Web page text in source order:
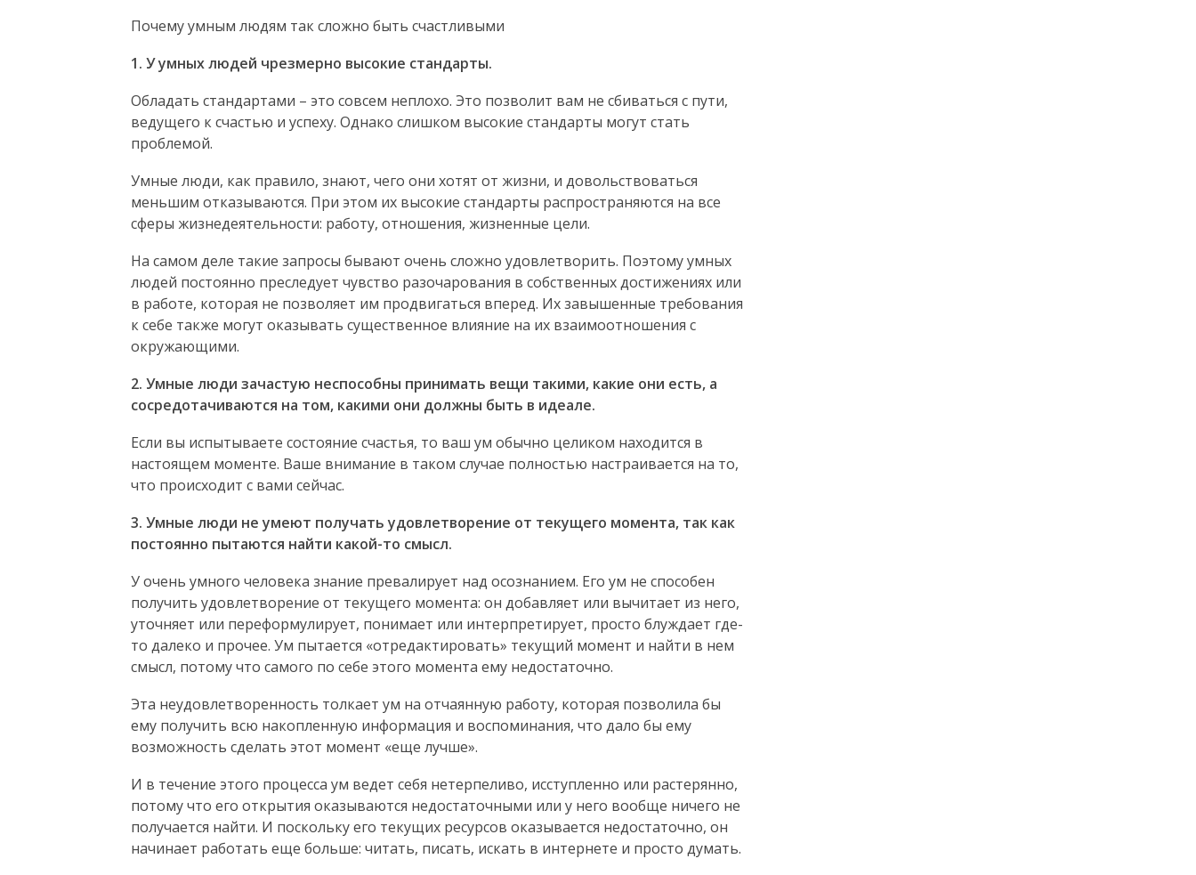
Почему умным людям так сложно быть счастливыми
1. У умных людей чрезмерно высокие стандарты.
Обладать стандартами – это совсем неплохо. Это позволит вам не сбиваться с пути,
ведущего к счастью и успеху. Однако слишком высокие стандарты могут стать
проблемой.
Умные люди, как правило, знают, чего они хотят от жизни, и довольствоваться
меньшим отказываются. При этом их высокие стандарты распространяются на все
сферы жизнедеятельности: работу, отношения, жизненные цели.
На самом деле такие запросы бывают очень сложно удовлетворить. Поэтому умных
людей постоянно преследует чувство разочарования в собственных достижениях или
в работе, которая не позволяет им продвигаться вперед. Их завышенные требования
к себе также могут оказывать существенное влияние на их взаимоотношения с
окружающими.
2. Умные люди зачастую неспособны принимать вещи такими, какие они есть, а
сосредотачиваются на том, какими они должны быть в идеале.
Если вы испытываете состояние счастья, то ваш ум обычно целиком находится в
настоящем моменте. Ваше внимание в таком случае полностью настраивается на то,
что происходит с вами сейчас.
3. Умные люди не умеют получать удовлетворение от текущего момента, так как
постоянно пытаются найти какой-то смысл.
У очень умного человека знание превалирует над осознанием. Его ум не способен
получить удовлетворение от текущего момента: он добавляет или вычитает из него,
уточняет или переформулирует, понимает или интерпретирует, просто блуждает где-
то далеко и прочее. Ум пытается «отредактировать» текущий момент и найти в нем
смысл, потому что самого по себе этого момента ему недостаточно.
Эта неудовлетворенность толкает ум на отчаянную работу, которая позволила бы
ему получить всю накопленную информация и воспоминания, что дало бы ему
возможность сделать этот момент «еще лучше».
И в течение этого процесса ум ведет себя нетерпеливо, исступленно или растерянно,
потому что его открытия оказываются недостаточными или у него вообще ничего не
получается найти. И поскольку его текущих ресурсов оказывается недостаточно, он
начинает работать еще больше: читать, писать, искать в интернете и просто думать.